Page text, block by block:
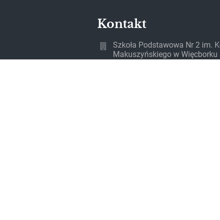
Kontakt
Szkoła Podstawowa Nr 2 im.
Makuszyńskiego w Więcborku